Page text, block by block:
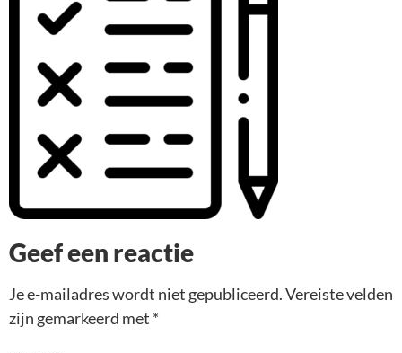
Geef een reactie
Je e-mailadres wordt niet gepubliceerd.Vereiste velden
zijn gemarkeerd met *